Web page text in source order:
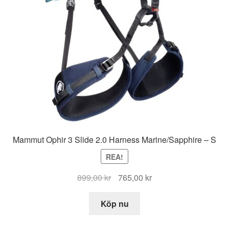
Mammut Ophir 3 Slide 2.0 Harness Marine/Sapphire – S
REA!
899,00kr
Det
priset
765,00 krDet
Köp nu